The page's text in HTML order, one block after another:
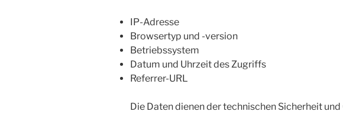
IP-Adresse
Browsertyp und -version
Betriebssystem
Datum und Uhrzeit des Zugriffs
Referrer-URL
Die Daten dienen der technischen Sicherheit